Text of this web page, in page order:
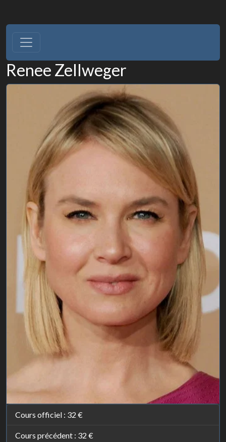
Renee Zellweger
Cours officiel : 32 €
Cours précédent : 32 €